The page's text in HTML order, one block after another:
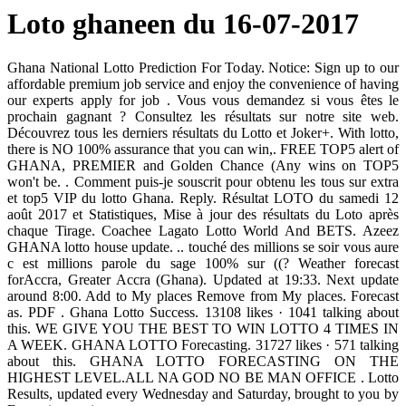
Loto ghaneen du 16-07-2017
Ghana National Lotto Prediction For Today. Notice: Sign up to our
affordable premium job service and enjoy the convenience of having
our experts apply for job . Vous vous demandez si vous êtes le
prochain gagnant ? Consultez les résultats sur notre site web.
Découvrez tous les derniers résultats du Lotto et Joker+. With lotto,
there is NO 100% assurance that you can win,. FREE TOP5 alert of
GHANA, PREMIER and Golden Chance (Any wins on TOP5
won't be. . Comment puis-je souscrit pour obtenu les tous sur extra
et top5 VIP du lotto Ghana. Reply. Résultat LOTO du samedi 12
août 2017 et Statistiques, Mise à jour des résultats du Loto après
chaque Tirage. Coachee Lagato Lotto World And BETS. Azeez
GHANA lotto house update. .. touché des millions se soir vous aure
c est millions parole du sage 100% sur ((? Weather forecast
forAccra, Greater Accra (Ghana). Updated at 19:33. Next update
around 8:00. Add to My places Remove from My places. Forecast
as. PDF . Ghana Lotto Success. 13108 likes · 1041 talking about
this. WE GIVE YOU THE BEST TO WIN LOTTO 4 TIMES IN
A WEEK. GHANA LOTTO Forecasting. 31727 likes · 571 talking
about this. GHANA LOTTO FORECASTING ON THE
HIGHEST LEVEL.ALL NA GOD NO BE MAN OFFICE . Lotto
Results, updated every Wednesday and Saturday, brought to you by